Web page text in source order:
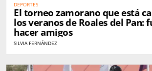
DEPORTES
El torneo zamorano que está
los veranos de Roales del Pan:
hacer amigos
SILVIA FERNÁNDEZ